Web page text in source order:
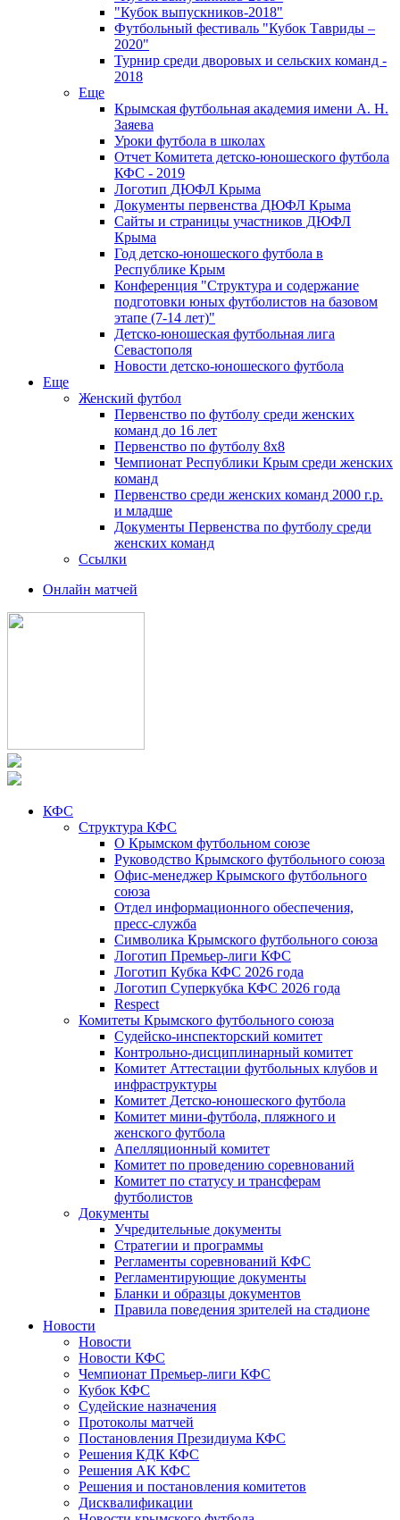
"Кубок выпускников-2018"
Футбольный фестиваль "Кубок Тавриды –
2020"
Турнир среди дворовых и сельских команд -
2018
Еще
Крымская футбольная академия имени А. Н.
Заяева
Уроки футбола в школах
Отчет Комитета детско-юношеского футбола
КФС - 2019
Логотип ДЮФЛ Крыма
Документы первенства ДЮФЛ Крыма
Сайты и страницы участников ДЮФЛ
Крыма
Год детско-юношеского футбола в
Республике Крым
Конференция "Структура и содержание
подготовки юных футболистов на базовом
этапе (7-14 лет)"
Детско-юношеская футбольная лига
Севастополя
Новости детско-юношеского футбола
Еще
Женский футбол
Первенство по футболу среди женских
команд до 16 лет
Первенство по футболу 8х8
Чемпионат Республики Крым среди женских
команд
Первенство среди женских команд 2000 г.р.
и младше
Документы Первенства по футболу среди
женских команд
Ссылки
Онлайн матчей
КФС
Структура КФС
О Крымском футбольном союзе
Руководство Крымского футбольного союза
Офис-менеджер Крымского футбольного
союза
Отдел информационного обеспечения,
пресс-служба
Символика Крымского футбольного союза
Логотип Премьер-лиги КФС
Логотип Кубка КФС 2026 года
Логотип Суперкубка КФС 2026 года
Respect
Комитеты Крымского футбольного союза
Судейско-инспекторский комитет
Контрольно-дисциплинарный комитет
Комитет Аттестации футбольных клубов и
инфраструктуры
Комитет Детско-юношеского футбола
Комитет мини-футбола, пляжного и
женского футбола
Апелляционный комитет
Комитет по проведению соревнований
Комитет по статусу и трансферам
футболистов
Документы
Учредительные документы
Стратегии и программы
Регламенты соревнований КФС
Регламентирующие документы
Бланки и образцы документов
Правила поведения зрителей на стадионе
Новости
Новости
Новости КФС
Чемпионат Премьер-лиги КФС
Кубок КФС
Судейские назначения
Протоколы матчей
Постановления Президиума КФС
Решения КДК КФС
Решения АК КФС
Решения и постановления комитетов
Дисквалификации